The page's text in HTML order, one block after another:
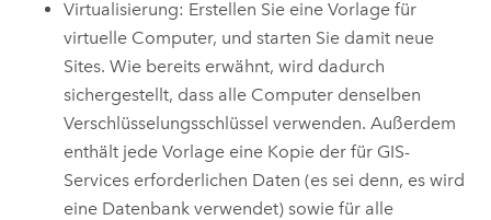
Virtualisierung: Erstellen Sie eine Vorlage für
virtuelle Computer, und starten Sie damit neue
Sites. Wie bereits erwähnt, wird dadurch
sichergestellt, dass alle Computer denselben
Verschlüsselungsschlüssel verwenden. Außerdem
enthält jede Vorlage eine Kopie der für GIS-
Services erforderlichen Daten (es sei denn, es wird
eine Datenbank verwendet) sowie für alle